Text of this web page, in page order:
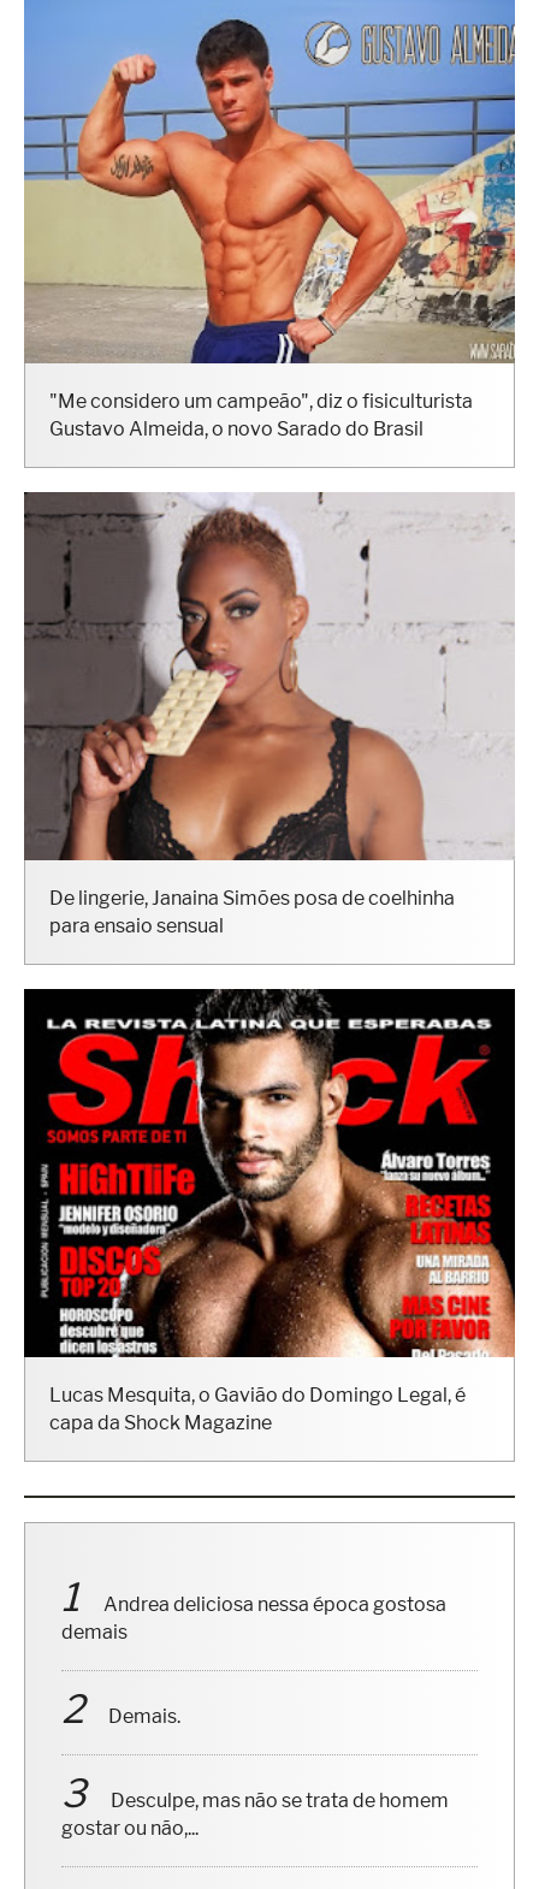
"Me considero um campeão", diz o fisiculturista
Gustavo Almeida, o novo Sarado do Brasil
De lingerie, Janaina Simões posa de coelhinha
para ensaio sensual
Lucas Mesquita, o Gavião do Domingo Legal, é
capa da Shock Magazine
Andrea deliciosa nessa época gostosa
demais
Demais.
Desculpe, mas não se trata de homem
gostar ou não,...